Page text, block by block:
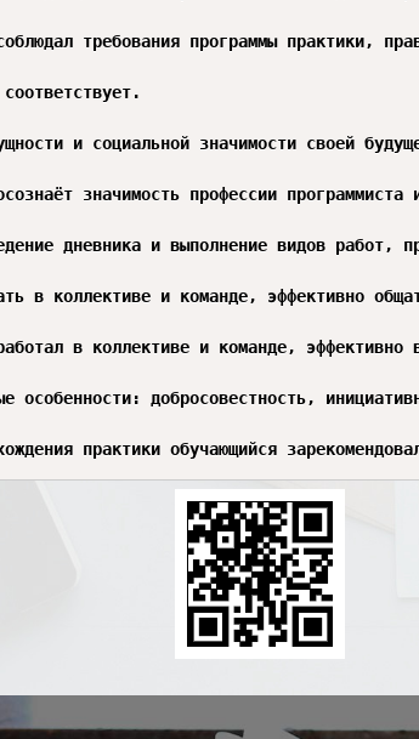
требования программы практики,
и социальной значимости своей
значимость профессии
дневника и выполнение видов работ,
в коллективе и команде, эффективно
в коллективе и команде, эффективно
особенности: добросовестность,
практики обучающийся